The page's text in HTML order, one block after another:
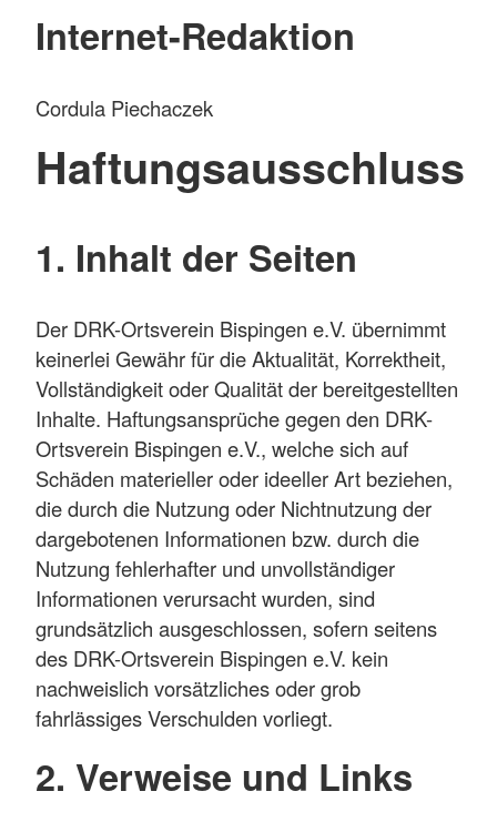
Internet-Redaktion
Cordula Piechaczek
Haftungsausschluss
1. Inhalt der Seiten
Der DRK-Ortsverein Bispingen e.V. übernimmt
keinerlei Gewähr für die Aktualität, Korrektheit,
Vollständigkeit oder Qualität der bereitgestellten
Inhalte. Haftungsansprüche gegen den DRK-
Ortsverein Bispingen e.V., welche sich auf
Schäden materieller oder ideeller Art beziehen,
die durch die Nutzung oder Nichtnutzung der
dargebotenen Informationen bzw. durch die
Nutzung fehlerhafter und unvollständiger
Informationen verursacht wurden, sind
grundsätzlich ausgeschlossen, sofern seitens
des DRK-Ortsverein Bispingen e.V. kein
nachweislich vorsätzliches oder grob
fahrlässiges Verschulden vorliegt.
2. Verweise und Links